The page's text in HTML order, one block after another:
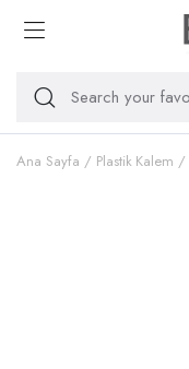
Ana Sayfa Plastik Kalem